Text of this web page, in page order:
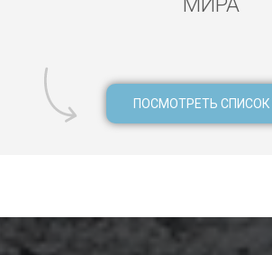
ПОСМОТРЕТЬ СПИСОК